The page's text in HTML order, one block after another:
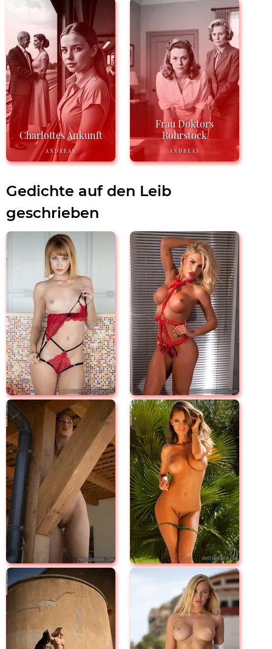
Charlottes Ankunft
ANDREAS
Frau Doktors
Rohrstock
ANDREAS
Gedichte auf den Leib
geschrieben